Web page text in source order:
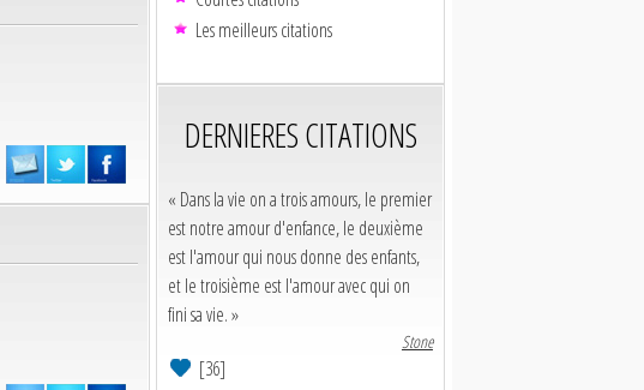
Les meilleurs citations
DERNIERES CITATIONS
« Dans la vie on a trois amours, le premier
est notre amour d'enfance, le deuxième
est l'amour qui nous donne des enfants,
et le troisième est l'amour avec qui on
fini sa vie. »
Stone
[36]